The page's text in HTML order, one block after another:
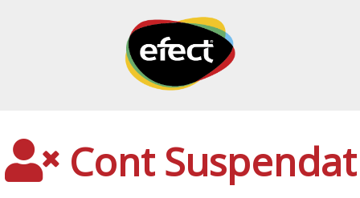
Cont Suspendat